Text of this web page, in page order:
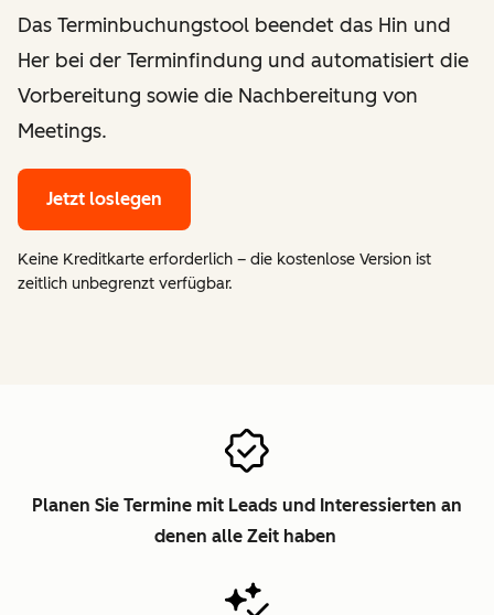
Das Terminbuchungstool beendet das Hin und
Her bei der Terminfindung und automatisiert die
Vorbereitung sowie die Nachbereitung von
Meetings.
Jetzt loslegen
Keine Kreditkarte erforderlich – die kostenlose Version ist
zeitlich unbegrenzt verfügbar.
Planen Sie Termine mit Leads und Interessierten an
denen alle Zeit haben